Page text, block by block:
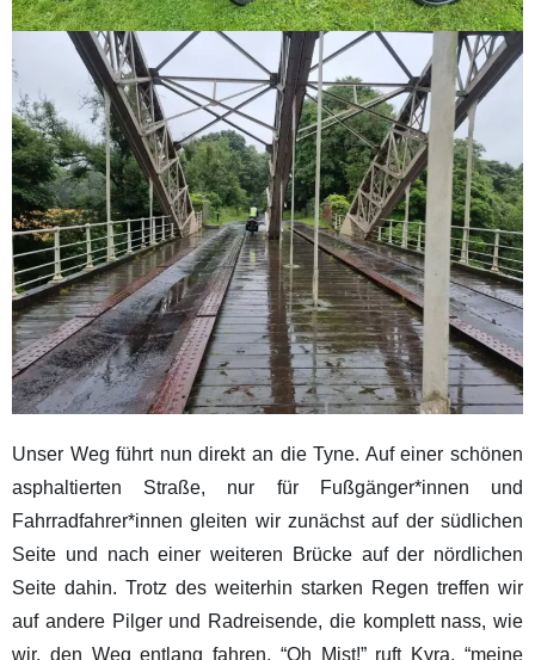
Unser Weg führt nun direkt an die Tyne. Auf einer schönen
asphaltierten Straße, nur für Fußgänger*innen und
Fahrradfahrer*innen gleiten wir zunächst auf der südlichen
Seite und nach einer weiteren Brücke auf der nördlichen
Seite dahin. Trotz des weiterhin starken Regen treffen wir
auf andere Pilger und Radreisende, die komplett nass, wie
wir, den Weg entlang fahren. “Oh Mist!” ruft Kyra, “meine